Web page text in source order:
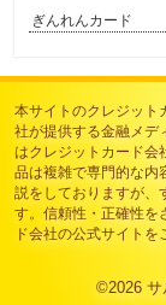
ぎんれんカード
本サイトのクレジット
社が提供する金融メデ
はクレジットカード会
品は複雑で専門的な内
説をしておりますが、
す。信頼性・正確性を
ド会社の公式サイトを
©2026 サ